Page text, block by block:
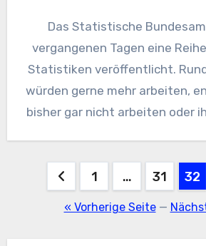
Das Statistische
vergangenen Tagen eine
Statistiken veröffentlicht.
würden gerne mehr arbeiten,
bisher gar nicht arbeiten oder
1 … 31 32
« Vorherige Seite—